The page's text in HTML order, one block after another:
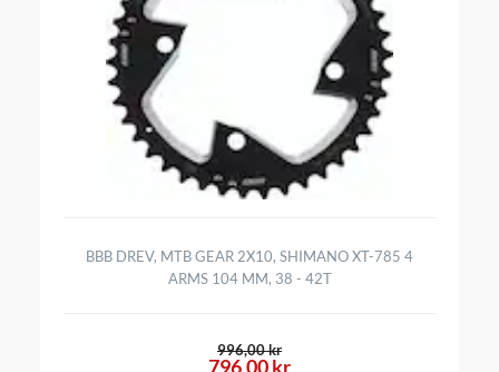
BBB DREV, MTB GEAR 2X10, SHIMANO XT-785 4
ARMS 104 MM, 38 - 42T
796,00 kr
996,00 kr